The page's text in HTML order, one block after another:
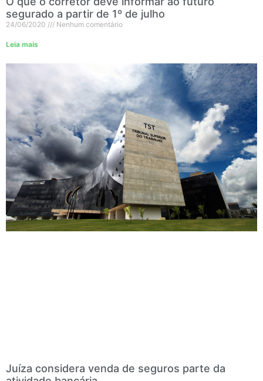
segurado a partir de 1º de julho
24/06/2020 Nenhum comentário
Leia mais
Juíza considera venda de seguros parte da